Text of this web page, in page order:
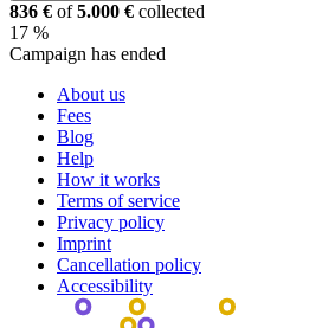
836 € of5.000 € collected
17 %
Campaign has ended
About us
Fees
Blog
Help
How it works
Terms of service
Privacy policy
Imprint
Cancellation policy
Accessibility